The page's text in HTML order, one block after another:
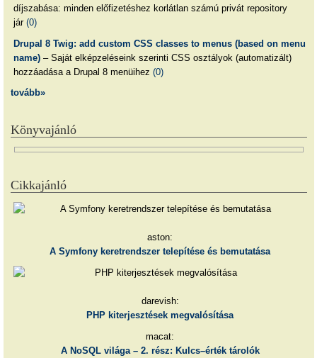
díjszabása: minden előfizetéshez korlátlan számú privát repository
jár (0)
Drupal 8 Twig: add custom CSS classes to menus (based on menu
name)– Saját elképzeléseink szerinti CSS osztályok (automatizált)
hozzáadása a Drupal 8 menüihez (0)
tovább»
Könyvajánló
Cikkajánló
aston:
A Symfony keretrendszer telepítése és bemutatása
darevish:
PHP kiterjesztések megvalósítása
macat:
A NoSQL világa – 2. rész: Kulcs–érték tárolók